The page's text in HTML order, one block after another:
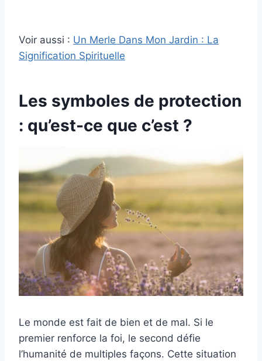
Voir aussi : Un Merle Dans Mon Jardin : La
Signification Spirituelle
Les symboles de protection
: qu’est-ce que c’est ?
Le monde est fait de bien et de mal. Si le
premier renforce la foi, le second défie
l’humanité de multiples façons. Cette situation